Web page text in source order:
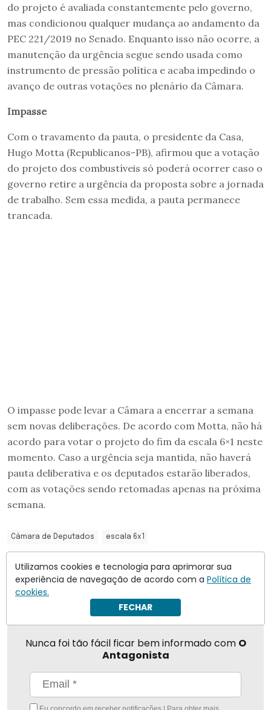
do projeto é avaliada constantemente pelo governo,
mas condicionou qualquer mudança ao andamento da
PEC 221/2019 no Senado. Enquanto isso não ocorre, a
manutenção da urgência segue sendo usada como
instrumento de pressão política e acaba impedindo o
avanço de outras votações no plenário da Câmara.
Impasse
Com o travamento da pauta, o presidente da Casa,
Hugo Motta (Republicanos-PB), afirmou que a votação
do projeto dos combustíveis só poderá ocorrer caso o
governo retire a urgência da proposta sobre a jornada
de trabalho. Sem essa medida, a pauta permanece
trancada.
O impasse pode levar a Câmara a encerrar a semana
sem novas deliberações. De acordo com Motta, não há
acordo para votar o projeto do fim da escala 6×1 neste
momento. Caso a urgência seja mantida, não haverá
pauta deliberativa e os deputados estarão liberados,
com as votações sendo retomadas apenas na próxima
semana.
Câmara de Deputados escala 6x1
Compartilhar
Nunca foi tão fácil ficar bem informado com O
Antagonista
Utilizamos cookies e tecnologia para aprimorar sua
experiência de navegação de acordo com a Política de
cookies.
FECHAR